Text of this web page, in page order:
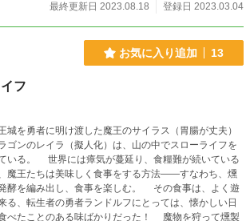
最終更新日 2023.08.18
登録日 2023.03.04
お気に入り追加 13
フ
城を勇者に明け渡した魔王のサイラス（胃腸が丈夫）
ゴンのレイラ（擬人化）は、山の中でスローライフを
いる。 世界には瘴気が蔓延り、食糧難が続いている
魔王たちは美味しく食事をする方法――すなわち、燻
酵を編み出し、食事を楽しむ。 その食事は、よく遊
る、転生者の勇者ランドルフにとっては、懐かしい日
べたことのある味ばかりだった！ 魔物を狩って燻製